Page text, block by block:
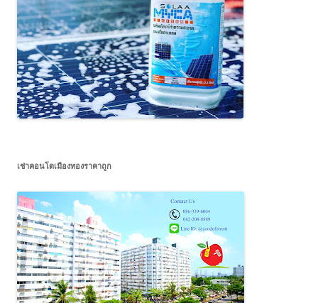
เช่าคอนโดเมืองทองราคาถูก